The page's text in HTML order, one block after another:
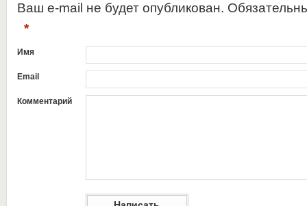
Ваш e-mail не будет опубликован.
*
Имя
Email
Комментарий